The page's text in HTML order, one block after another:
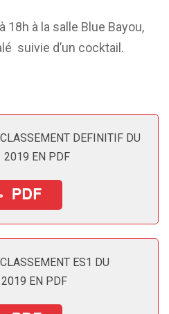
18h à la salle Blue Bayou,
suivie d’un cocktail.
DEFINITIF DU
2019 EN PDF
ES1 DU
2019 EN PDF